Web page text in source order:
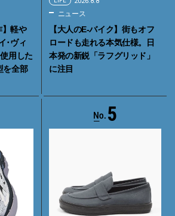
】軽や
･ヴィ
用した
を全部
ニュース
【大人のE-バイク】街もオフ
ロードも走れる本気仕様。日
本発の新鋭「ラフグリッド」
に注目
5